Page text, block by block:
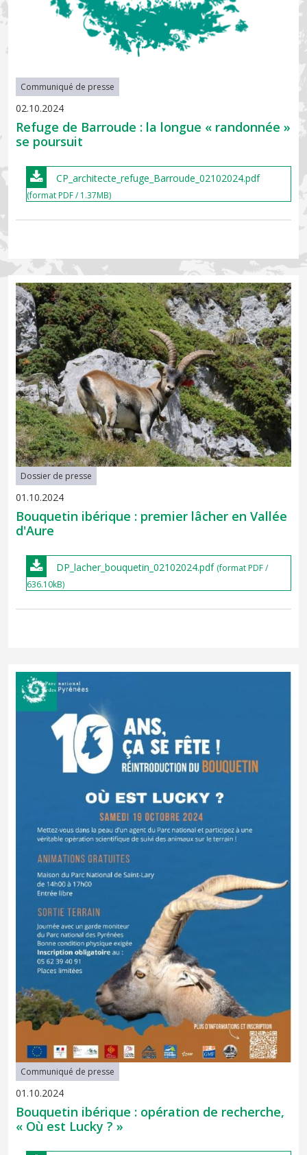
Communiqué de presse
02.10.2024
Refuge de Barroude : la longue « randonnée »
se poursuit
CP_architecte_refuge_Barroude_02102024.pdf
(format PDF / 1.37MB)
Dossier de presse
01.10.2024
Bouquetin ibérique : premier lâcher en Vallée
d'Aure
DP_lacher_bouquetin_02102024.pdf (format PDF /
636.10kB)
Communiqué de presse
01.10.2024
Bouquetin ibérique : opération de recherche,
« Où est Lucky ? »